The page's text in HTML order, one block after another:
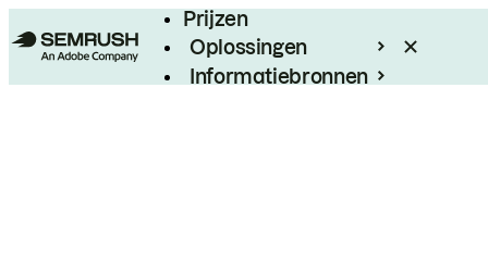
Prijzen
Oplossingen
Informatiebronnen